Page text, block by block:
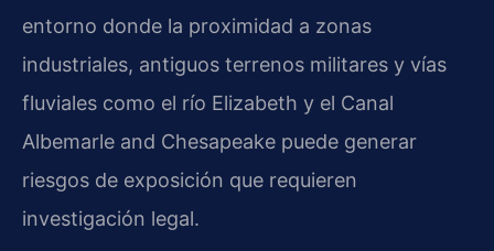
entorno donde la proximidad a zonas
industriales, antiguos terrenos militares y vías
fluviales como el río Elizabeth y el Canal
Albemarle and Chesapeake puede generar
riesgos de exposición que requieren
investigación legal.